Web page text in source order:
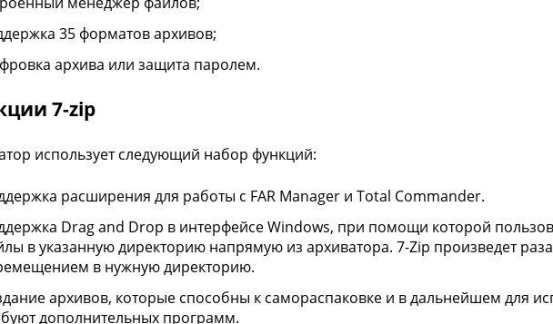
35 форматов архивов;
архива или защита паролем.
7-zip
использует следующий набор функций:
расширения для работы с FAR Manager и Total Commander.
Drag and Drop в интерфейсе Windows, при помощи которой
в указанную директорию напрямую из архиватора. 7-Zip произведет
в нужную директорию.
архивов, которые способны к самораспаковке и в дальнейшем для
дополнительных программ.